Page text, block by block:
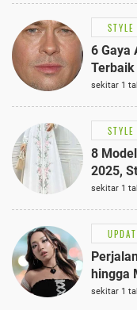
STYLE
6 Gaya
sekitar 1
STYLE
8
2025,
Semi-
sekitar 1
hingga
sekitar 1